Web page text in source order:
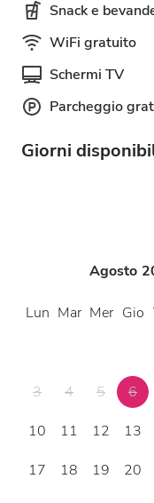
Snack e
WiFi gratuito
Schermi TV
Parcheggio
Giorni
Agosto
Lun Mar Mer Gio
3
4 5 6
10
11 12 13
17
18 19 20